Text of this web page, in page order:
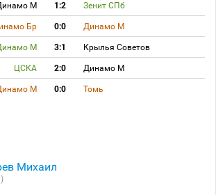
М 1:2 Зенит СПб
Бр 0:0 Динамо М
М 3:1 Крылья Советов
ЦСКА 2:0 Динамо М
М 0:0 Томь
Михаил